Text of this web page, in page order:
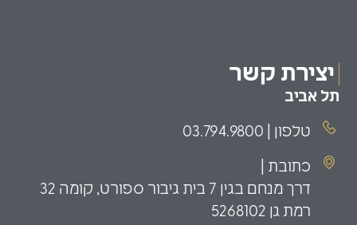
יצירת קשר
תל אביב
טלפון | 03.794.9800
כתובת |
דרך מנחם בגין 7 בית גיבור ספורט, קומה 32
רמת גן 5268102